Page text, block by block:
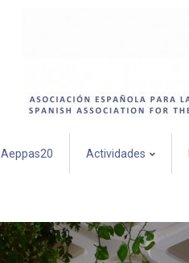
Aeppas20 Actividades